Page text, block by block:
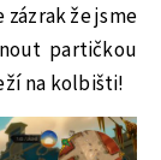
že jsme
partičkou
na kolbišti!